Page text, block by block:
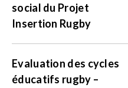
social du Projet
Insertion Rugby
Evaluation des cycles
éducatifs rugby –